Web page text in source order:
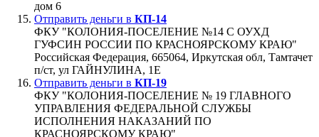
дом 6
Отправить деньги в КП-14
ФКУ "КОЛОНИЯ-ПОСЕЛЕНИЕ №14 С ОУХД
ГУФСИН РОССИИ ПО КРАСНОЯРСКОМУ КРАЮ"
Российская Федерация, 665064, Иркутская обл, Тамтачет
п/ст, ул ГАЙНУЛИНА, 1Е
Отправить деньги в КП-19
ФКУ "КОЛОНИЯ-ПОСЕЛЕНИЕ № 19 ГЛАВНОГО
УПРАВЛЕНИЯ ФЕДЕРАЛЬНОЙ СЛУЖБЫ
ИСПОЛНЕНИЯ НАКАЗАНИЙ ПО
КРАСНОЯРСКОМУ КРАЮ"